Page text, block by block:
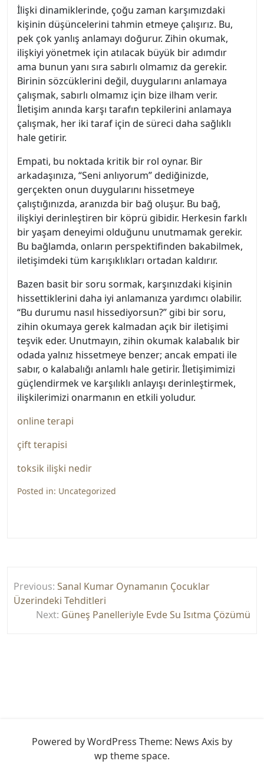
İlişki dinamiklerinde, çoğu zaman karşımızdaki
kişinin düşüncelerini tahmin etmeye çalışırız. Bu,
pek çok yanlış anlamayı doğurur. Zihin okumak,
ilişkiyi yönetmek için atılacak büyük bir adımdır
ama bunun yanı sıra sabırlı olmamız da gerekir.
Birinin sözcüklerini değil, duygularını anlamaya
çalışmak, sabırlı olmamız için bize ilham verir.
İletişim anında karşı tarafın tepkilerini anlamaya
çalışmak, her iki taraf için de süreci daha sağlıklı
hale getirir.
Empati, bu noktada kritik bir rol oynar. Bir
arkadaşınıza, “Seni anlıyorum” dediğinizde,
gerçekten onun duygularını hissetmeye
çalıştığınızda, aranızda bir bağ oluşur. Bu bağ,
ilişkiyi derinleştiren bir köprü gibidir. Herkesin farklı
bir yaşam deneyimi olduğunu unutmamak gerekir.
Bu bağlamda, onların perspektifinden bakabilmek,
iletişimdeki tüm karışıklıkları ortadan kaldırır.
Bazen basit bir soru sormak, karşınızdaki kişinin
hissettiklerini daha iyi anlamanıza yardımcı olabilir.
“Bu durumu nasıl hissediyorsun?” gibi bir soru,
zihin okumaya gerek kalmadan açık bir iletişimi
teşvik eder. Unutmayın, zihin okumak kalabalık bir
odada yalnız hissetmeye benzer; ancak empati ile
sabır, o kalabalığı anlamlı hale getirir. İletişimimizi
güçlendirmek ve karşılıklı anlayışı derinleştirmek,
ilişkilerimizi onarmanın en etkili yoludur.
online terapi
çift terapisi
toksik ilişki nedir
Posted in: Uncategorized
gezinmesi
Previous: Sanal Kumar Oynamanın Çocuklar
Üzerindeki Tehditleri
Next: Güneş Panelleriyle Evde Su Isıtma Çözümü
Powered by WordPress Theme: News Axis by
wp theme space.